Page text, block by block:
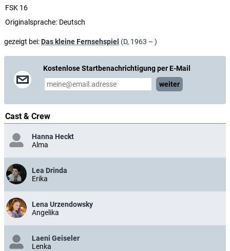
FSK 16
Originalsprache: Deutsch
gezeigt bei:Das kleine Fernsehspiel (D, 1963 – )
Kostenlose Startbenachrichtigung per E-Mail
weiter
Cast & Crew
Hanna Heckt
Alma
Lea Drinda
Erika
Lena Urzendowsky
Angelika
Laeni Geiseler
Lenka